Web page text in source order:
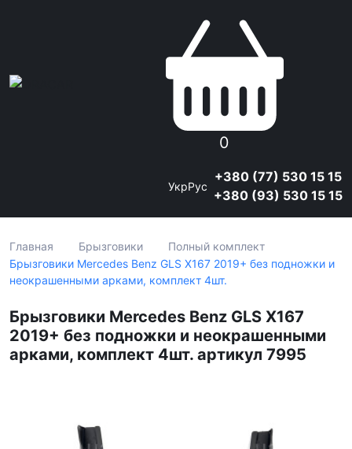
0
УкрРус
+380 (77) 530 15 15
+380 (93) 530 15 15
Главная Брызговики
Полный комплект
Брызговики Mercedes Benz GLS X167 2019+ без подножки и
неокрашенными арками, комплект 4шт.
Брызговики Mercedes Benz GLS X167
2019+ без подножки и неокрашенными
арками, комплект 4шт. артикул 7995